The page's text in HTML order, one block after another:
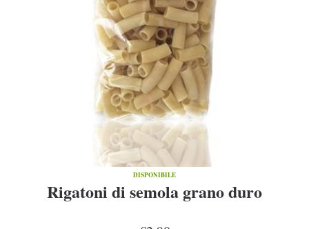
DISPONIBILE
Rigatoni di semola grano duro